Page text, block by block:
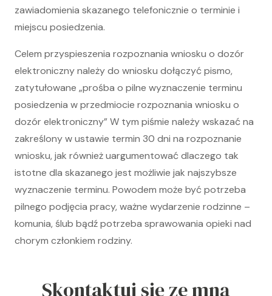
zawiadomienia skazanego telefonicznie o terminie i
miejscu posiedzenia.
Celem przyspieszenia rozpoznania wniosku o dozór
elektroniczny należy do wniosku dołączyć pismo,
zatytułowane „prośba o pilne wyznaczenie terminu
posiedzenia w przedmiocie rozpoznania wniosku o
dozór elektroniczny” W tym piśmie należy wskazać na
zakreślony w ustawie termin 30 dni na rozpoznanie
wniosku, jak również uargumentować dlaczego tak
istotne dla skazanego jest możliwie jak najszybsze
wyznaczenie terminu. Powodem może być potrzeba
pilnego podjęcia pracy, ważne wydarzenie rodzinne –
komunia, ślub bądź potrzeba sprawowania opieki nad
chorym członkiem rodziny.
Skontaktuj się ze mną